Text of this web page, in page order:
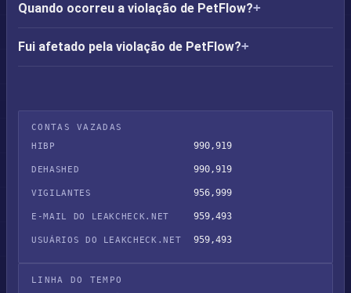
Quando ocorreu a violação de PetFlow?
Fui afetado pela violação de PetFlow?
CONTAS VAZADAS
HIBP
990,919
DEHASHED 990,919
VIGILANTES 956,999
E-MAIL DO LEAKCHECK.NET 959,493
USUÁRIOS DO LEAKCHECK.NET 959,493
LINHA DO TEMPO